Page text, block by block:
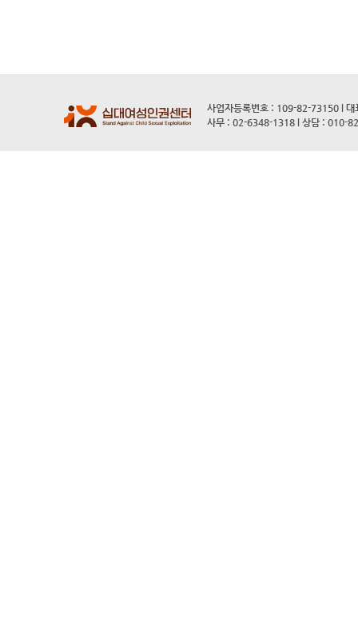
사업자등록번호 : 109-82-73150 l 대
사무 : 02-6348-1318 l 상담 : 010-